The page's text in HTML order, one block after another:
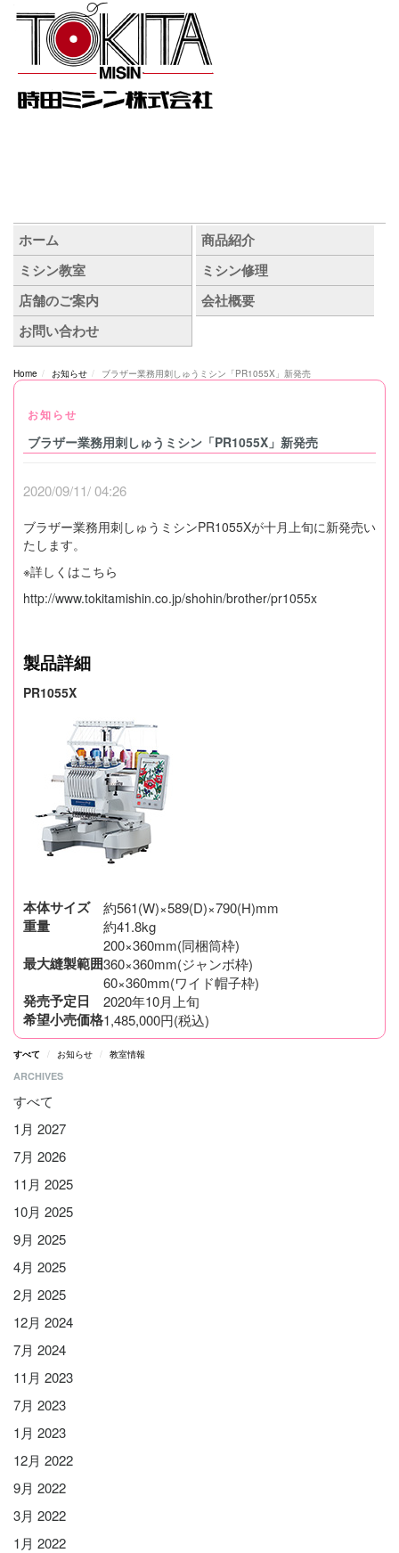
Home お知らせ ブラザー業務用刺しゅうミシン「PR1055X」新発売
お知らせ
ブラザー業務用刺しゅうミシン「PR1055X」新発売
2020/09/11/ 04:26
ブラザー業務用刺しゅうミシンPR1055Xが十月上旬に新発売い
たします。
※詳しくはこちら
http://www.tokitamishin.co.jp/shohin/brother/pr1055x
製品詳細
PR1055X
本体サイズ 約561(W)×589(D)×790(H)mm
重量 約41.8kg
最大縫製範囲
200×360mm(同梱筒枠)
360×360mm(ジャンボ枠)
60×360mm(ワイド帽子枠)
発売予定日 2020年10月上旬
希望小売価格1,485,000円(税込)
すべて お知らせ 教室情報
ARCHIVES
すべて
1月 2027
7月 2026
11月 2025
10月 2025
9月 2025
4月 2025
2月 2025
12月 2024
7月 2024
11月 2023
7月 2023
1月 2023
12月 2022
9月 2022
3月 2022
1月 2022